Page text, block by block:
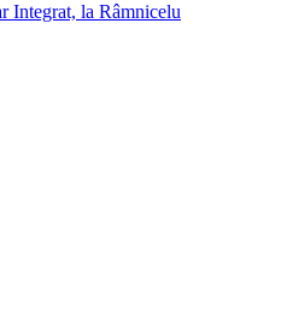
Integrat, la Râmnicelu